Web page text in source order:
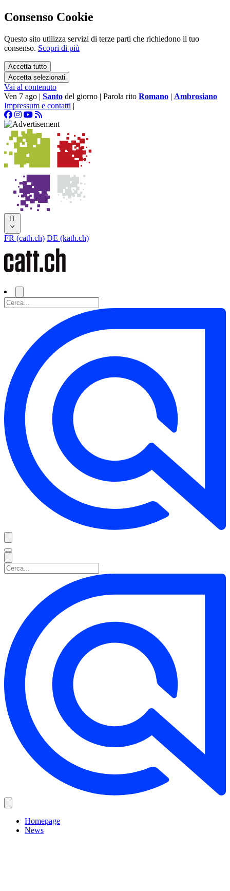
Consenso Cookie
Questo sito utilizza servizi di terze parti che richiedono il tuo
consenso. Scopri di più
Accetta tutto
Accetta selezionati
Vai al contenuto
Ven 7 ago | Santo del giorno | Parola rito Romano | Ambrosiano
Impressum e contatti |
IT
FR (cath.ch) DE (kath.ch)
Homepage
News